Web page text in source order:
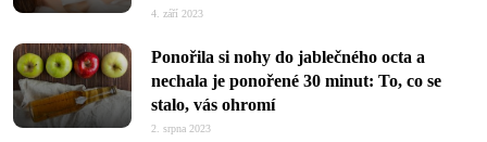
4. září 2023
Ponořila si nohy do jablečného octa a
nechala je ponořené 30 minut: To, co se
stalo, vás ohromí
2. srpna 2023